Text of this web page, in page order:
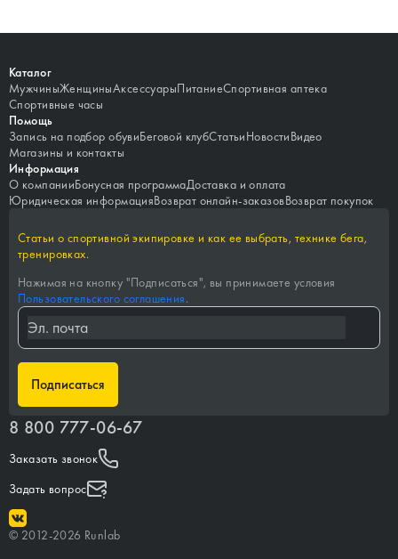
Каталог
МужчиныЖенщиныАксессуарыПитаниеСпортивная аптека
Спортивные часы
Помощь
Запись на подбор обувиБеговой клубСтатьиНовостиВидео
Магазины и контакты
Информация
О компанииБонусная программаДоставка и оплата
Юридическая информацияВозврат онлайн-заказовВозврат покупок
Статьи о спортивной экипировке и как ее выбрать, технике бега,
тренировках.
Нажимая на кнопку "Подписаться", вы принимаете условия
Пользовательского соглашения.
Подписаться
8 800 777-06-67
Заказать звонок
Задать вопрос
© 2012-2026 Runlab